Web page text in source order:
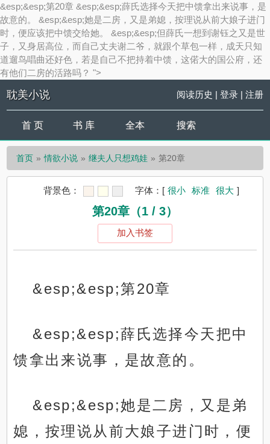
&esp;&esp;第20章 &esp;&esp;薛氏选择今天把中馈拿出来说事，是
故意的。 &esp;&esp;她是二房，又是弟媳，按理说从前大娘子进门
时，便应该把中馈交给她。 &esp;&esp;但薛氏一想到谢钰之又是世
子，又身居高位，而自己丈夫谢二爷，就跟个草包一样，成天只知
道遛鸟唱曲还好色，若是自己不把持着中馈，这偌大的国公府，还
有他们二房的活路吗？ ">
耽美小说 阅读历史 | 登录| 注册
首 页 书 库 全本 搜索
首页 情欲小说 继夫人只想鸡娃 第20章
背景色： 字体： [ 很小 标准 很大 ]
第20章（1 / 3）
加入书签
&esp;&esp;第20章
&esp;&esp;薛氏选择今天把中
馈拿出来说事，是故意的。
&esp;&esp;她是二房，又是弟
媳，按理说从前大娘子进门时，便